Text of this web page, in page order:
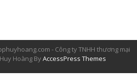
- Công ty TNHH thương mại
Hoàng ByAccessPress Themes